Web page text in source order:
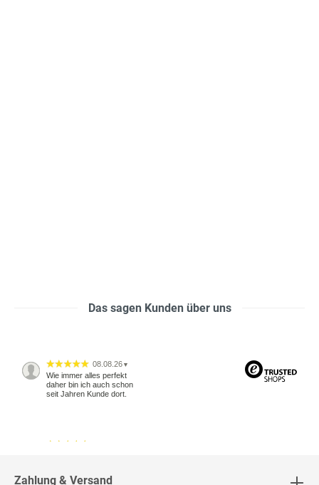
Das sagen Kunden über uns
08.08.26 ▼
Wie immer alles perfekt
daher bin ich auch schon
seit Jahren Kunde dort.
Zahlung & Versand